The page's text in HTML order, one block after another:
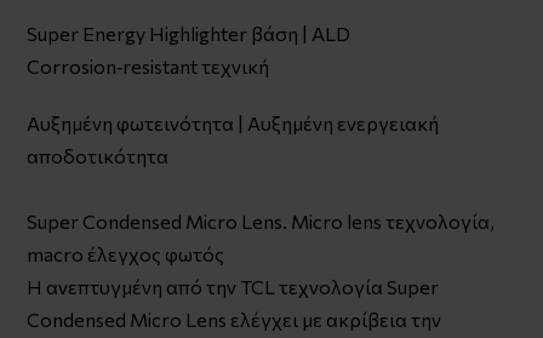
Super Energy Highlighter βάση | ALD
Corrosion‑resistant τεχνική
Αυξημένη φωτεινότητα | Αυξημένη ενεργειακή
αποδοτικότητα
Super Condensed Micro Lens. Micro lens τεχνολογία,
macro έλεγχος φωτός
Η ανεπτυγμένη από την TCL τεχνολογία Super
Condensed Micro Lens ελέγχει με ακρίβεια την